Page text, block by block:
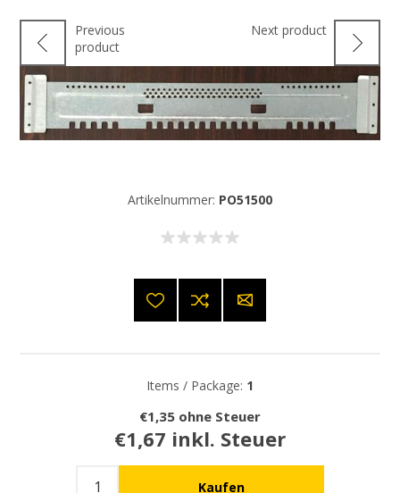
Previous
product
Next product
Artikelnummer: PO51500
Items / Package: 1
€1,35 ohne Steuer
€1,67 inkl. Steuer